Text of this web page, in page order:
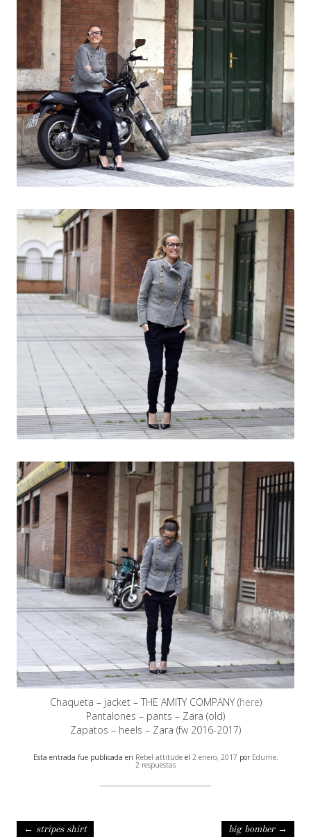
Chaqueta – jacket – THE AMITY COMPANY (here)
Pantalones – pants – Zara (old)
Zapatos – heels – Zara (fw 2016-2017)
Esta entrada fue publicada en Rebel attitudeel 2 enero, 2017 por Edurne.
2 respuestas
Navegación de entradas
← stripes shirt big bomber →